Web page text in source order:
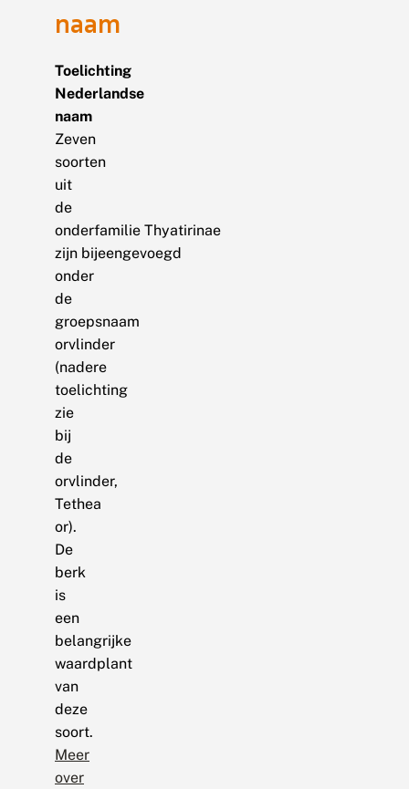
naam
Toelichting
Nederlandse
naam
Zeven
soorten
uit
de
onderfamilie Thyatirinae
zijn bijeengevoegd
onder
de
groepsnaam
orvlinder
(nadere
toelichting
zie
bij
de
orvlinder,
Tethea
or).
De
berk
is
een
belangrijke
waardplant
van
deze
soort.
Meer
over